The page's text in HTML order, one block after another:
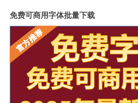
免费可商用字体批量下载